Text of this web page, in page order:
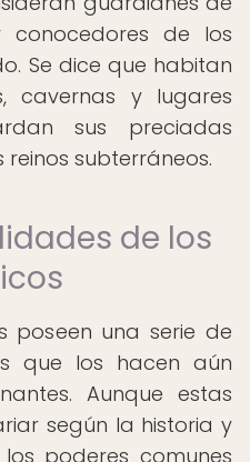
de los
Se dice que habitan
cavernas y lugares
sus preciadas
subterráneos.
de los
poseen una serie de
que los hacen aún
Aunque estas
según la historia y
poderes comunes